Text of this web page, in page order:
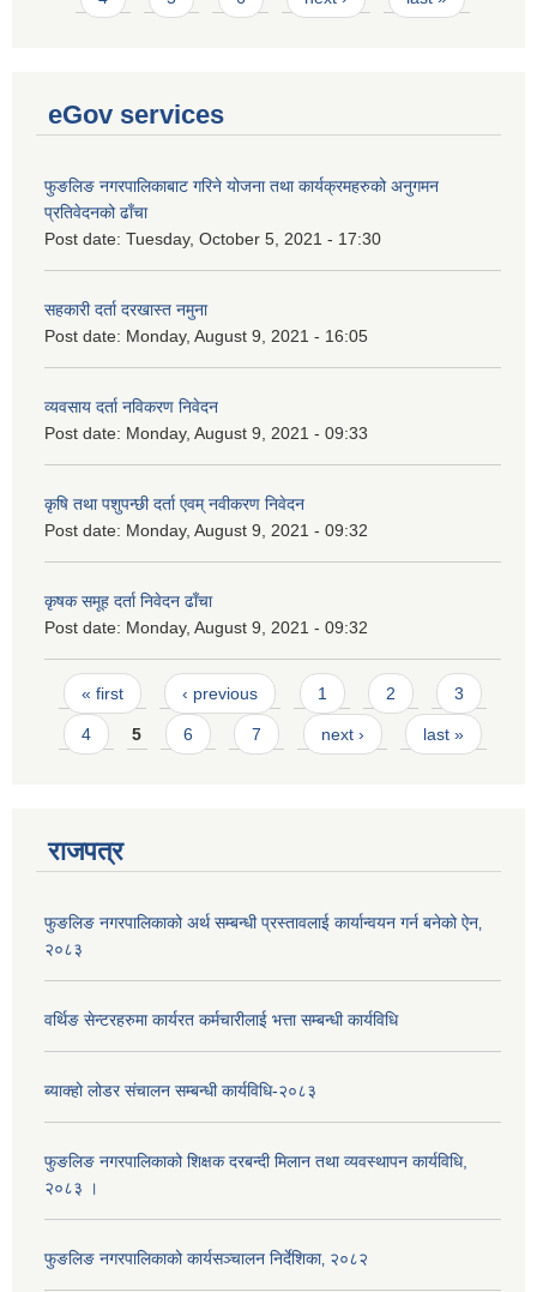
eGov services
फुङलिङ नगरपालिकाबाट गरिने योजना तथा कार्यक्रमहरुको अनुगमन
प्रतिवेदनको ढाँचा
Post date: Tuesday, October 5, 2021 - 17:30
सहकारी दर्ता दरखास्त नमुना
Post date: Monday, August 9, 2021 - 16:05
व्यवसाय दर्ता नविकरण निवेदन
Post date: Monday, August 9, 2021 - 09:33
कृषि तथा पशुपन्छी दर्ता एवम् नवीकरण निवेदन
Post date: Monday, August 9, 2021 - 09:32
कृषक समूह दर्ता निवेदन ढाँचा
Post date: Monday, August 9, 2021 - 09:32
Pages
« first ‹ previous 1 2 3
4 5 6 7 next › last »
राजपत्र
फुङलिङ नगरपालिकाको अर्थ सम्बन्धी प्रस्तावलाई कार्यान्वयन गर्न बनेको ऐन‚
२०८३
वर्थिङ सेन्टरहरुमा कार्यरत कर्मचारीलाई भत्ता सम्बन्धी कार्यविधि
ब्याक्हो लोडर संचालन सम्बन्धी कार्यविधि-२०८३
फुङलिङ नगरपालिकाको शिक्षक दरबन्दी मिलान तथा व्यवस्थापन कार्यविधि,
२०८३ ।
फुङलिङ नगरपालिकाको कार्यसञ्चालन निर्देशिका‚ २०८२